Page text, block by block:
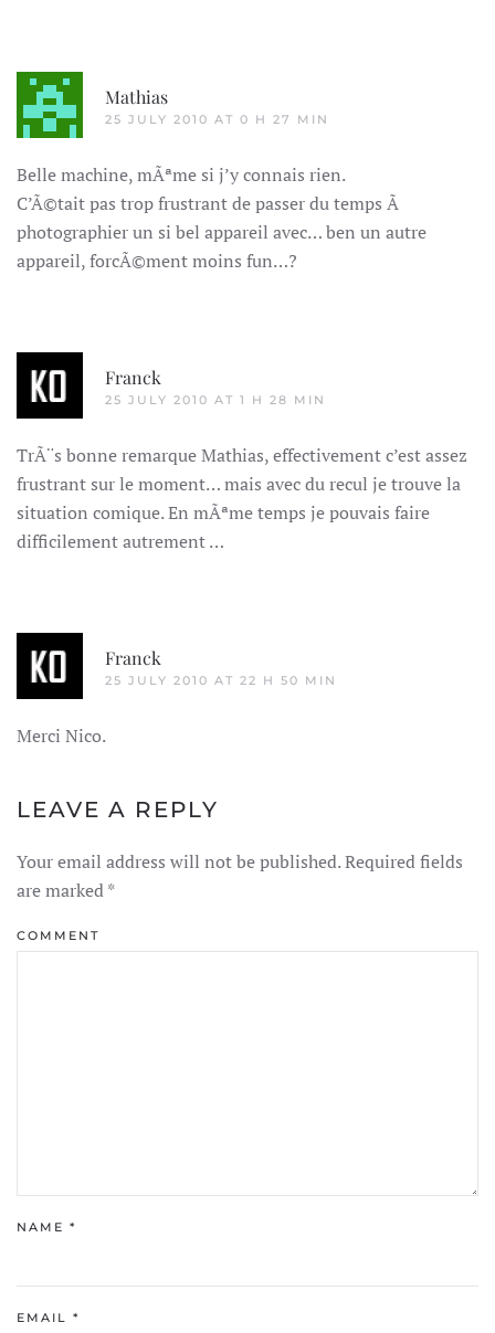
Mathias
25 JULY 2010 AT 0 H 27 MIN
Belle machine, mÃªme si j’y connais rien.
C’Ã©tait pas trop frustrant de passer du temps Ã
photographier un si bel appareil avec… ben un autre
appareil, forcÃ©ment moins fun…?
Franck
25 JULY 2010 AT 1 H 28 MIN
TrÃ¨s bonne remarque Mathias, effectivement c’est assez
frustrant sur le moment… mais avec du recul je trouve la
situation comique. En mÃªme temps je pouvais faire
difficilement autrement …
Franck
25 JULY 2010 AT 22 H 50 MIN
Merci Nico.
LEAVE A REPLY
Your email address will not be published. Required fields
are marked*
COMMENT
NAME *
EMAIL *